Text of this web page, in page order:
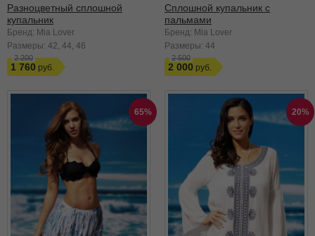
Разноцветный сплошной
купальник
Бренд: Mia Lover
Размеры: 42 44 46
2 200
1 760
Сплошной купальник с
пальмами
Бренд: Mia Lover
Размеры: 44
2 500
2 000
65% 20%